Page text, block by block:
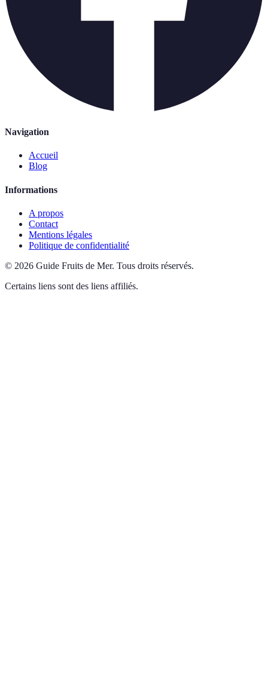
Navigation
Accueil
Blog
Informations
A propos
Contact
Mentions légales
Politique de confidentialité
© 2026 Guide Fruits de Mer. Tous droits réservés.
Certains liens sont des liens affiliés.